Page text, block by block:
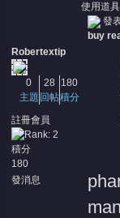
使用道具
Robertextip
0
主題
28
回帖
180
積分
註冊會員
積分
180
發消息
發
buy